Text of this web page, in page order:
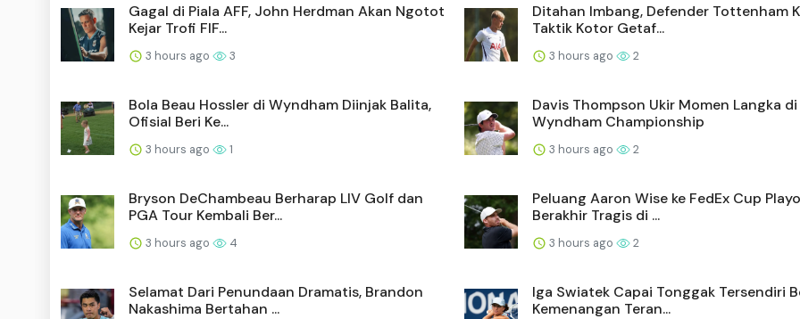
Gagal di Piala AFF, John Herdman Akan Ngotot
Kejar Trofi FIF...
3 hours ago 3
Ditahan Imbang, Defender Tottenham
Taktik Kotor Getaf...
3 hours ago 2
Bola Beau Hossler di Wyndham Diinjak Balita,
Ofisial Beri Ke...
3 hours ago 1
Davis Thompson Ukir Momen Langka di
Wyndham Championship
3 hours ago 2
Bryson DeChambeau Berharap LIV Golf dan
PGA Tour Kembali Ber...
3 hours ago 4
Peluang Aaron Wise ke FedEx Cup
Berakhir Tragis di ...
3 hours ago 2
Selamat Dari Penundaan Dramatis, Brandon
Nakashima Bertahan ...
Iga Swiatek Capai Tonggak Tersendiri
Kemenangan Teran...